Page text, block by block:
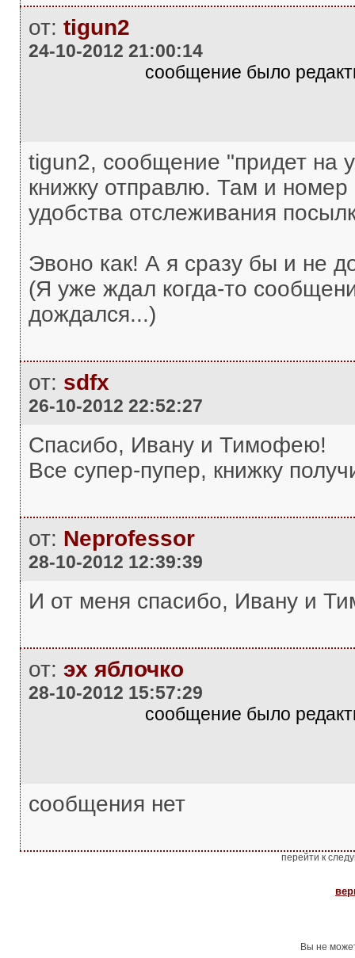
от: tigun2
24-10-2012 21:00:14
сообщение было
tigun2, сообщение "придет на
книжку отправлю. Там и номер
удобства отслеживания
Эвоно как! А я сразу бы и не
(Я уже ждал когда-то
дождался...)
от: sdfx
26-10-2012 22:52:27
Спасибо, Ивану и Тимофею!
Все супер-пупер, книжку
от: Neprofessor
28-10-2012 12:39:39
И от меня спасибо, Ивану и
от: эх яблочко
28-10-2012 15:57:29
сообщение было
сообщения нет
перейти к
Вы не